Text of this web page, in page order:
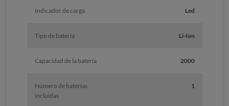
Indicador de carga Led
Tipo de batería Li-Ion
Capacidad de la batería 2000
Número de baterías
incluidas
1